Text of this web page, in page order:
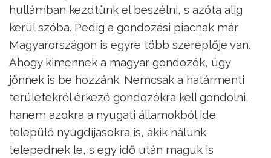
hullámban kezdtünk el beszélni, s azóta alig
kerül szóba. Pedig a gondozási piacnak már
Magyarországon is egyre több szereplője van.
Ahogy kimennek a magyar gondozók, úgy
jönnek is be hozzánk. Nemcsak a határmenti
területekről érkező gondozókra kell gondolni,
hanem azokra a nyugati államokból ide
települő nyugdíjasokra is, akik nálunk
telepednek le, s egy idő után maguk is